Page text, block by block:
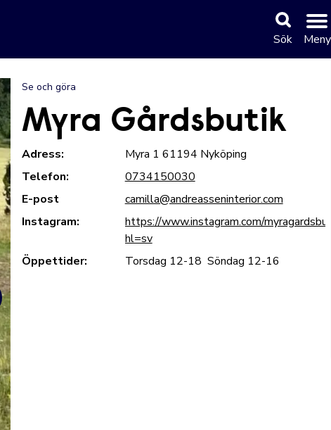
Sök Meny
Se och göra
Myra Gårdsbutik
Adress:
Myra 1 61194 Nyköping
Telefon:
0734150030
E-post
camilla@andreasseninterior.com
Instagram:
https://www.instagram.com/
hl=sv
Öppettider:
Torsdag 12-18 Söndag 12-16